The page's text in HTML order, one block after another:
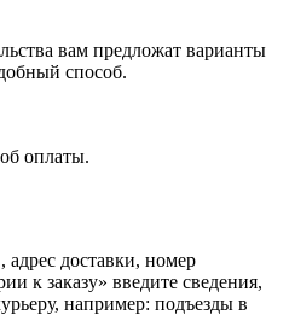
вам предложат варианты
способ.
оплаты.
доставки, номер
к заказу» введите сведения,
например: подъезды в